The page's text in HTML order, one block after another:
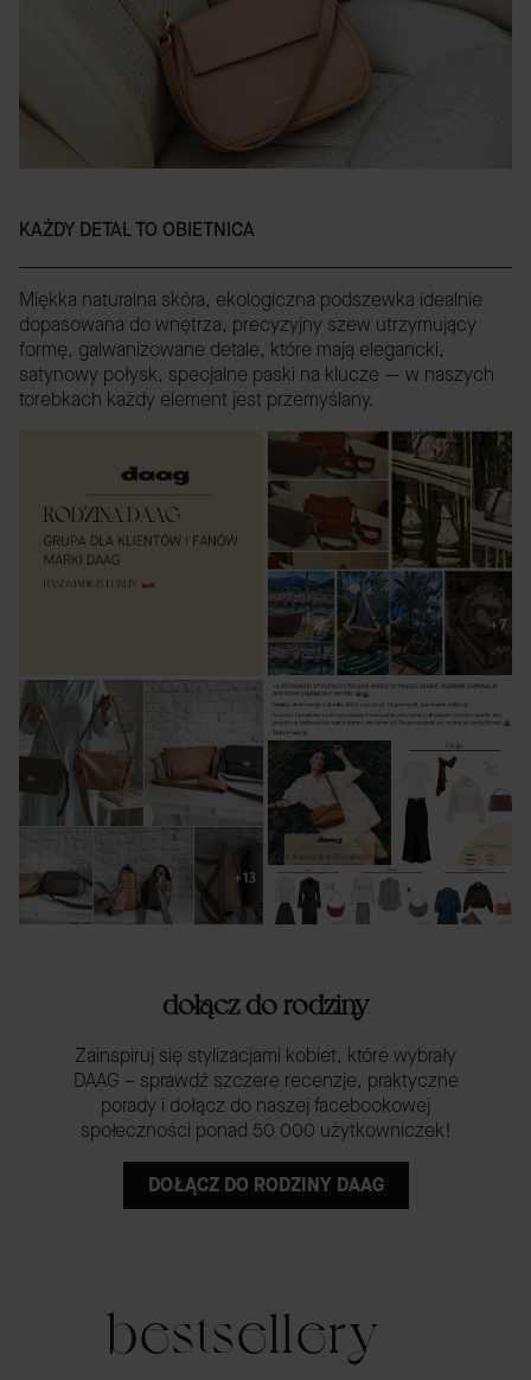
KAŻDY DETAL TO OBIETNICA
Miękka naturalna skóra, ekologiczna podszewka idealnie
dopasowana do wnętrza, precyzyjny szew utrzymujący
formę, galwanizowane detale, które mają elegancki,
satynowy połysk, specjalne paski na klucze — w naszych
torebkach każdy element jest przemyślany.
dołącz do rodziny
Zainspiruj się stylizacjami kobiet, które wybrały
DAAG – sprawdź szczere recenzje, praktyczne
porady i dołącz do naszej facebookowej
społeczności ponad 50 000 użytkowniczek!
DOŁĄCZ DO RODZINY DAAG
bestsellery